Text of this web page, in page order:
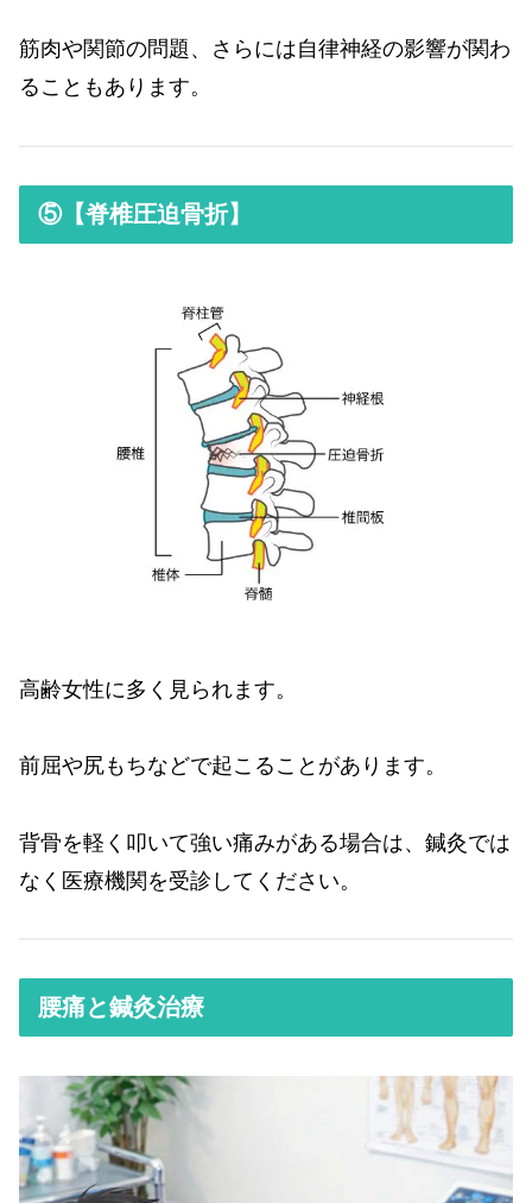
筋肉や関節の問題、さらには自律神経の影響が関わ
ることもあります。
⑤【脊椎圧迫骨折】
高齢女性に多く見られます。
前屈や尻もちなどで起こることがあります。
背骨を軽く叩いて強い痛みがある場合は、鍼灸では
なく医療機関を受診してください。
腰痛と鍼灸治療